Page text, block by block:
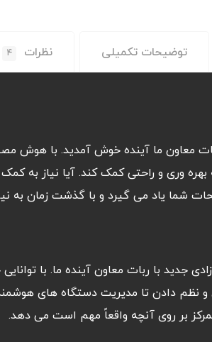
توضیحات تکمیلی نظرات ۴
معاون ما آینده خوش آمدید. با هوش
وری و راحتی کمک کند. آیا نیاز به
شما یاد می گیرد و با گذشت زمان به
جدید با ربات معاون آینده ما. با
و نظم دادن تا مدیریت دستگاه های
بر روی آنچه واقعاً مهم است می دهد.